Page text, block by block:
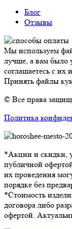
Блог
Отзывы
Мы используем
лучше, а вам было
соглашаетесь с их
Принять файлы
© Все права
Политика
*Акции и скидки,
публичной
их проведения
порядке без
*Стоимость
договора либо
офертой.